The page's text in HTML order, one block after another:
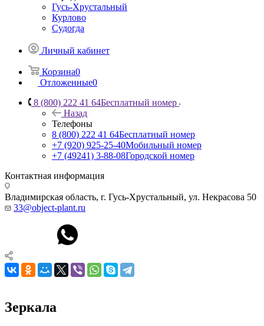
Гусь-Хрустальный
Курлово
Судогда
Личный кабинет
Корзина0
Отложенные0
8 (800) 222 41 64Бесплатный номер
Назад
Телефоны
8 (800) 222 41 64Бесплатный номер
+7 (920) 925-25-40Мобильный номер
+7 (49241) 3-88-08Городской номер
Контактная информация
Владимирская область, г. Гусь-Хрустальный, ул. Некрасова 50
33@object-plant.ru
Зеркала